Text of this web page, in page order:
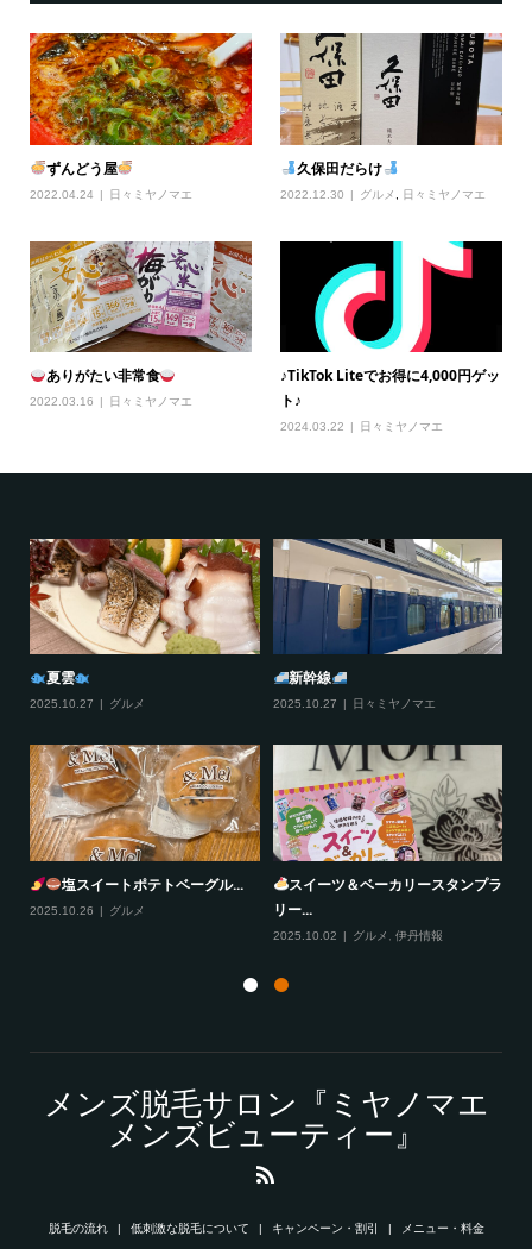
ずんどう屋
2022.04.24 日々ミヤノマエ
久保田だらけ
2022.12.30 グルメ 日々ミヤノマエ
ありがたい非常食
2022.03.16 日々ミヤノマエ
♪TikTok Liteでお得に4,000円ゲッ
ト♪
2024.03.22 日々ミヤノマエ
夏雲
2025.10.27 グルメ
新幹線
2025.10.27 日々ミヤノマエ
塩スイートポテトベーグル...
2025.10.26 グルメ
スイーツ＆ベーカリースタンプラ
リー...
2025.10.02 グルメ 伊丹情報
メンズ脱毛サロン『ミヤノマエ
メンズビューティー』
脱毛の流れ 低刺激な脱毛について キャンペーン・割引 メニュー・料金